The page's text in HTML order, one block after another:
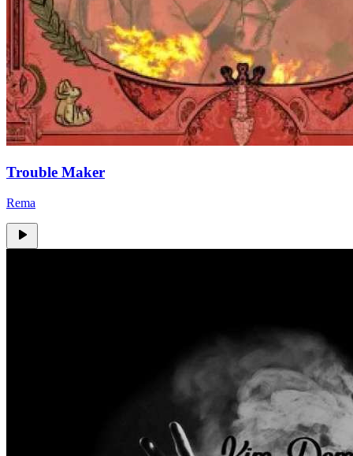
Trouble Maker
Rema